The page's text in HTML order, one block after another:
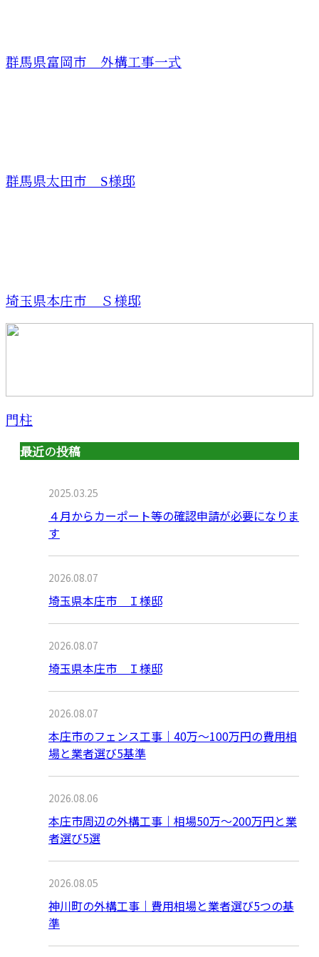
群馬県富岡市 外構工事一式
群馬県太田市 S様邸
埼玉県本庄市 Ｓ様邸
門柱
最近の投稿
2025.03.25
４月からカーポート等の確認申請が必要になりま
す
2026.08.07
埼玉県本庄市 Ｉ様邸
2026.08.07
埼玉県本庄市 Ｉ様邸
2026.08.07
本庄市のフェンス工事｜40万〜100万円の費用相
場と業者選び5基準
2026.08.06
本庄市周辺の外構工事｜相場50万〜200万円と業
者選び5選
2026.08.05
神川町の外構工事｜費用相場と業者選び5つの基
準